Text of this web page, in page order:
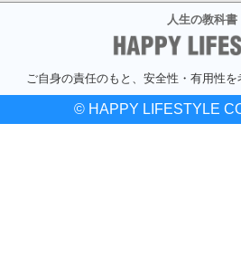
人生の教科書
ご自身の責任のもと、安全性・有用性を
© HAPPY LIFESTYLE